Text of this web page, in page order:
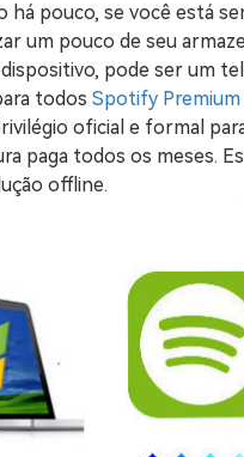
há pouco, se você está
um pouco de seu
pode ser um
todosSpotify Premium
oficial e formal
paga todos os meses.
offline.